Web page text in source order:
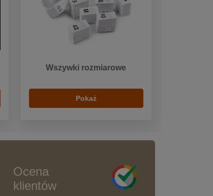
Wszywki rozmiarowe
Pokaż
Ocena
klientów